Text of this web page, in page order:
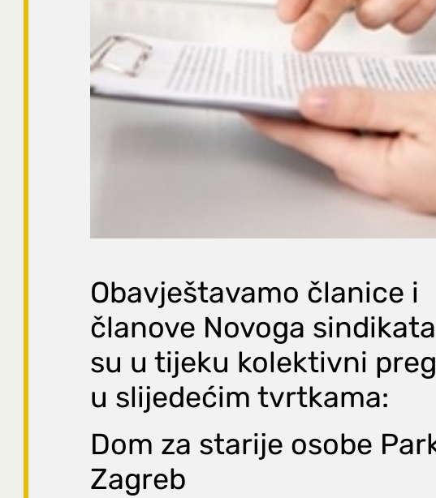
Obavještavamo članice i
članove Novoga
su u tijeku kolektivni
u slijedećim tvrtkama:
Dom za starije osobe
Zagreb